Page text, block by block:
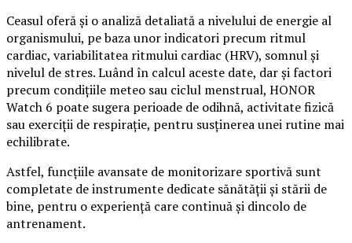
Ceasul oferă și o analiză detaliată a nivelului de energie al
organismului, pe baza unor indicatori precum ritmul
cardiac, variabilitatea ritmului cardiac (HRV), somnul și
nivelul de stres. Luând în calcul aceste date, dar și factori
precum condițiile meteo sau ciclul menstrual, HONOR
Watch 6 poate sugera perioade de odihnă, activitate fizică
sau exerciții de respirație, pentru susținerea unei rutine mai
echilibrate.
Astfel, funcțiile avansate de monitorizare sportivă sunt
completate de instrumente dedicate sănătății și stării de
bine, pentru o experiență care continuă și dincolo de
antrenament.